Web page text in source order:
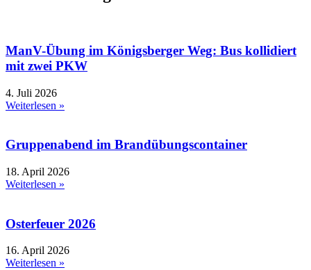
ManV-Übung im Königsberger Weg: Bus kollidiert
mit zwei PKW
4. Juli 2026
Weiterlesen »
Gruppenabend im Brandübungscontainer
18. April 2026
Weiterlesen »
Osterfeuer 2026
16. April 2026
Weiterlesen »